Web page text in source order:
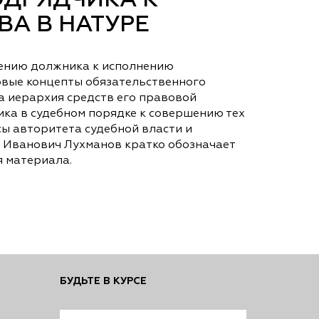
В НАТУРЕ
должника к исполнению
концепты обязательственного
иерархия средств его правовой
в судебном порядке к совершению тех
авторитета судебной власти и
Лухманов кратко обозначает
материала.
БУДЬТЕ В КУРСЕ